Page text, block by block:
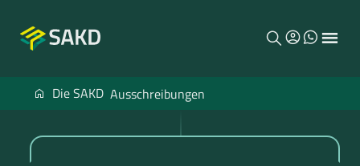
Menu
SAKDDie SAKD Ausschreibungen